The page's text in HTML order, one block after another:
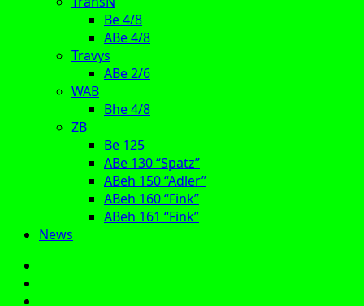
Be 4/8
ABe 4/8
Travys
ABe 2/6
WAB
Bhe 4/8
ZB
Be 125
ABe 130 “Spatz”
ABeh 150 “Adler”
ABeh 160 “Fink”
ABeh 161 “Fink”
News